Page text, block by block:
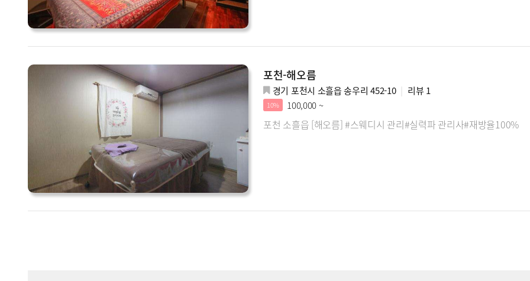
포천-해오름
경기 포천시 소흘읍 송우리 452-10 리뷰 1
10% 100,000 ~
포천 소흘읍 [해오름] #스웨디시 관리#실력파 관리사#재방율100%